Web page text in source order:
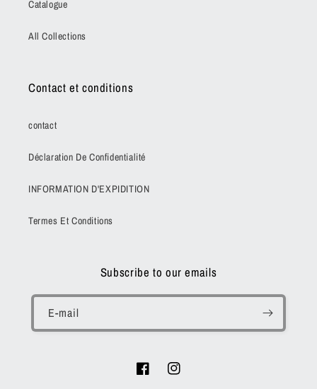
Catalogue
All Collections
Contact et conditions
contact
Déclaration De Confidentialité
INFORMATION D'EXPIDITION
Termes Et Conditions
Subscribe to our emails
E-mail
FacebookInstagram